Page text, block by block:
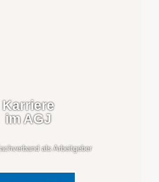
Karriere
im AGJ
als Arbeitgeber